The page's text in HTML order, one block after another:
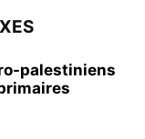
palestiniens